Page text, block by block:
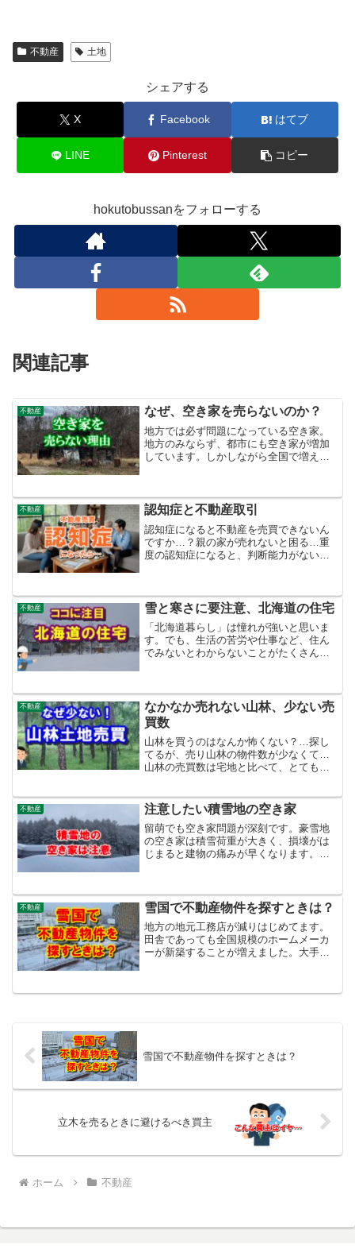
不動産 土地
シェアする
X Facebook はてブ
LINE Pinterest コピー
hokutobussanをフォローする
関連記事
不動産 なぜ、空き家を売らないのか？
地方では必ず問題になっている空き家。
地方のみならず、都市にも空き家が増加
しています。しかしながら全国で増え続
に相談すれば売却できる物...
不動産 認知症と不動産取引
認知症になると不動産を売買できないん
ですか…？親の家が売れないと困る…重
度の認知症になると、判断能力がないと
どはできません。認知症に...
不動産 雪と寒さに要注意、北海道の住宅
「北海道暮らし」は憧れが強いと思いま
す。でも、生活の苦労や仕事など、住ん
でみないとわからないことがたくさんあ
すことになる方へ住宅事情を紹介しま
す。雪国にはじめて生活する...
不動産
なかなか売れない山林、少ない売
買数
山林を買うのはなんか怖くない？…探し
てるが、売り山林の物件数が少なくて…
山林の売買数は宅地と比べて、とても少
はずです。検索しても宅地のようには物
件がたくさん出てきません...
不動産 注意したい積雪地の空き家
留萌でも空き家問題が深刻です。豪雪地
の空き家は積雪荷重が大きく、損壊がは
じまると建物の痛みが早くなります。毎
くなった空き家を目にします。2015年に
「空家等対策の推進に...
不動産 雪国で不動産物件を探すときは？
地方の地元工務店が減りはじめてます。
田舎であっても全国規模のホームメーカ
ーが新築することが増えました。大手は
雪国で不動産物件を探すときは？
立木を売るときに避けるべき買主
ホーム 不動産